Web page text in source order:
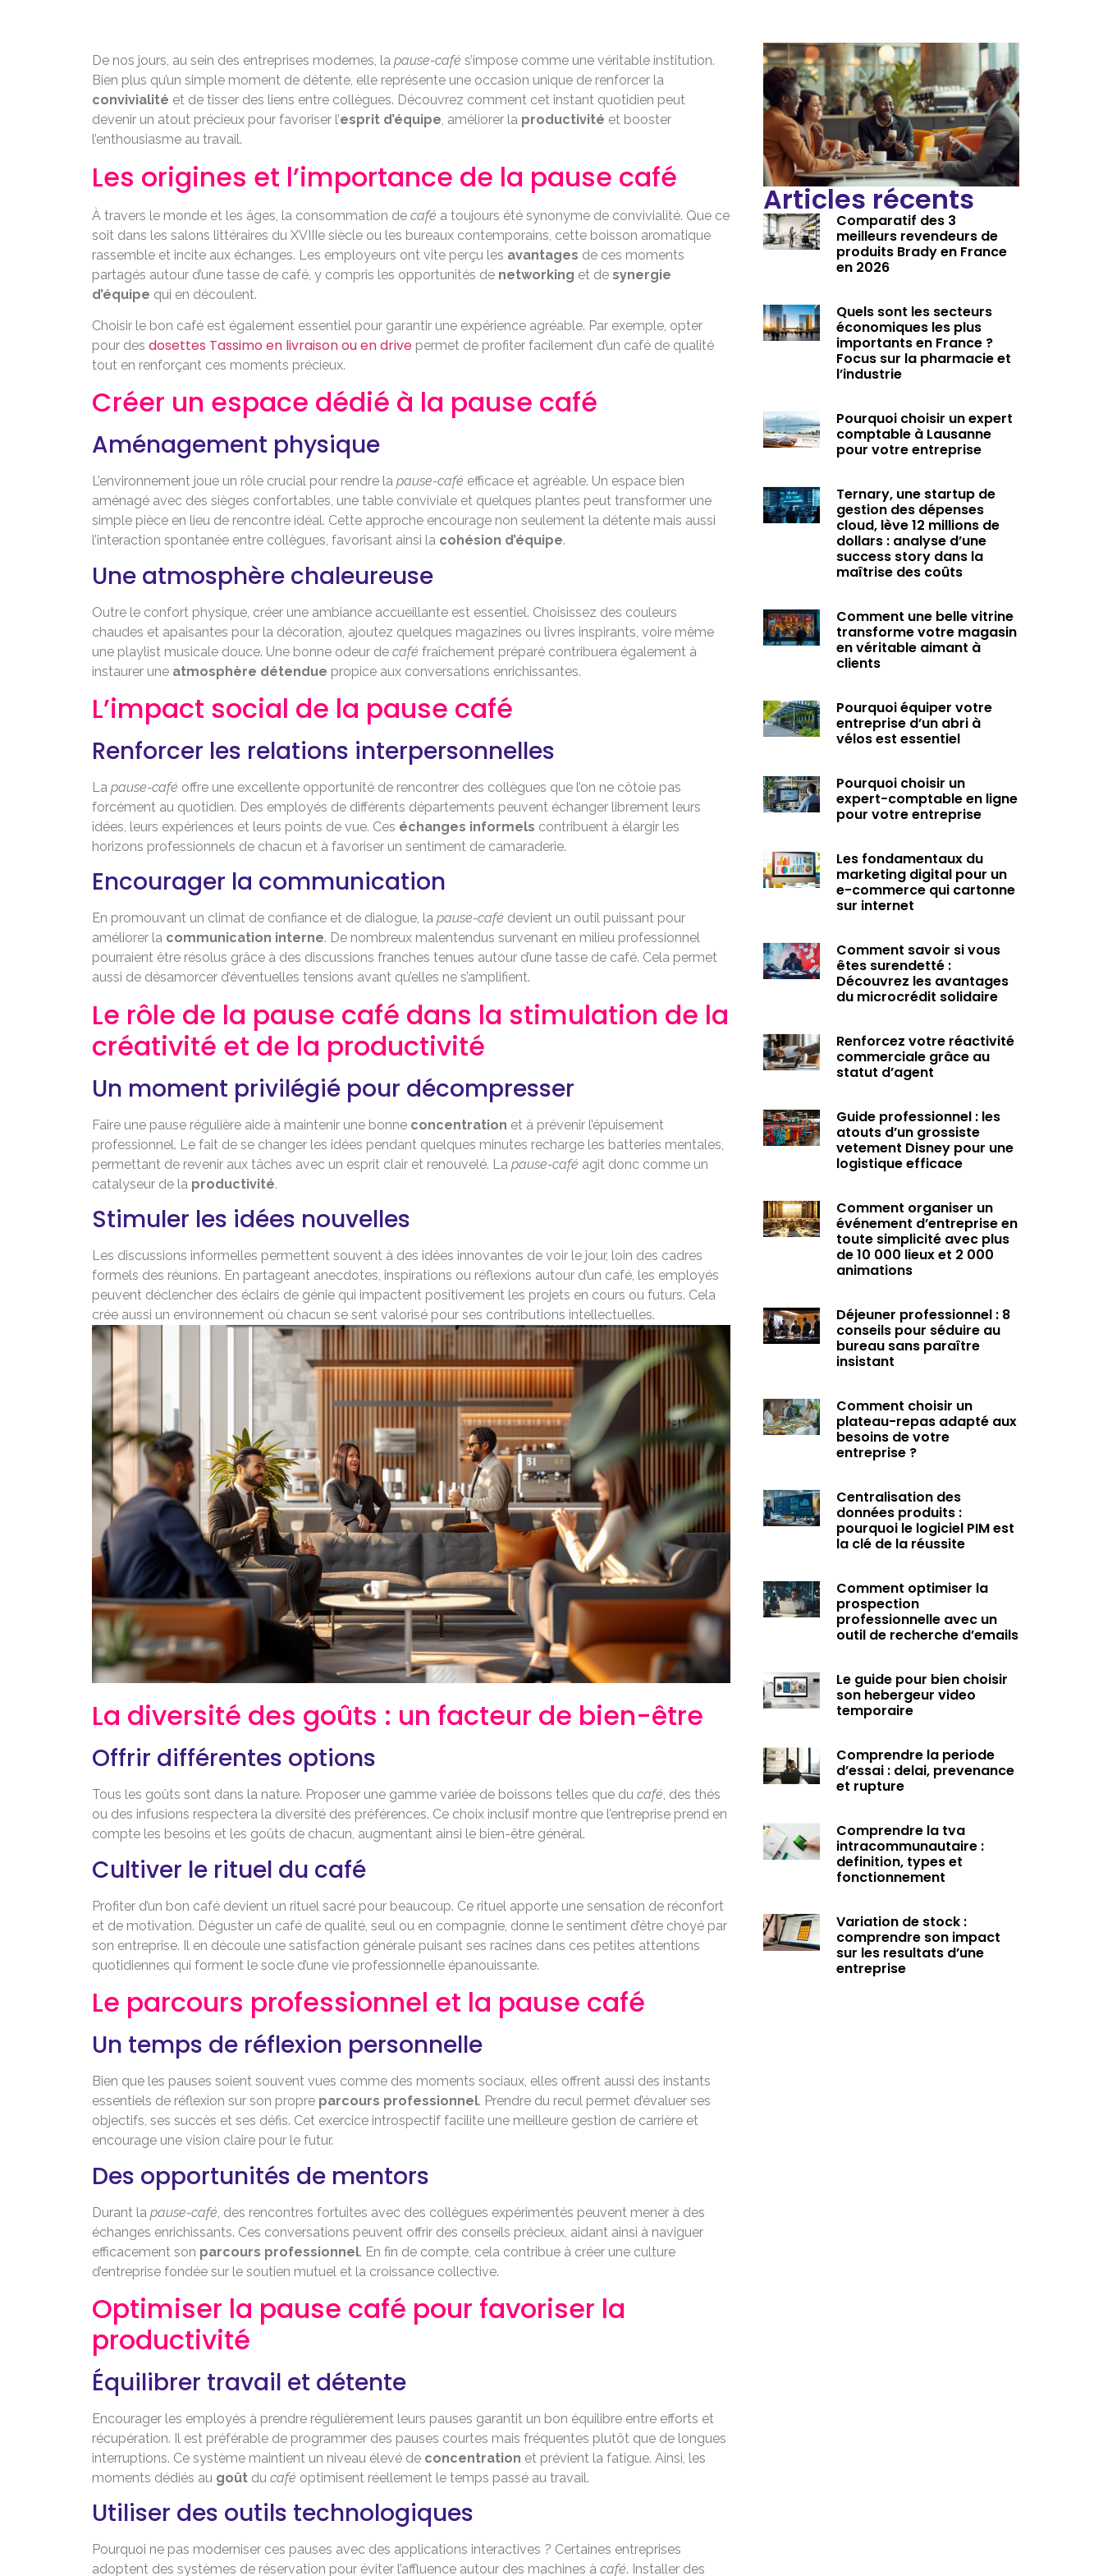
De nos jours, au sein des entreprises modernes, la pause-café s’impose comme une véritable institution.
Bien plus qu’un simple moment de détente, elle représente une occasion unique de renforcer la
convivialité et de tisser des liens entre collègues. Découvrez comment cet instant quotidien peut
devenir un atout précieux pour favoriser l’esprit d’équipe, améliorer la productivité et booster
l’enthousiasme au travail.
Les origines et l’importance de la pause café
À travers le monde et les âges, la consommation de café a toujours été synonyme de convivialité. Que ce
soit dans les salons littéraires du XVIIIe siècle ou les bureaux contemporains, cette boisson aromatique
rassemble et incite aux échanges. Les employeurs ont vite perçu les avantages de ces moments
partagés autour d’une tasse de café, y compris les opportunités de networking et de synergie
d’équipe qui en découlent.
Choisir le bon café est également essentiel pour garantir une expérience agréable. Par exemple, opter
pour des dosettes Tassimo en livraison ou en drive permet de profiter facilement d’un café de qualité
tout en renforçant ces moments précieux.
Créer un espace dédié à la pause café
Aménagement physique
L’environnement joue un rôle crucial pour rendre la pause-café efficace et agréable. Un espace bien
aménagé avec des sièges confortables, une table conviviale et quelques plantes peut transformer une
simple pièce en lieu de rencontre idéal. Cette approche encourage non seulement la détente mais aussi
l’interaction spontanée entre collègues, favorisant ainsi la cohésion d’équipe.
Une atmosphère chaleureuse
Outre le confort physique, créer une ambiance accueillante est essentiel. Choisissez des couleurs
chaudes et apaisantes pour la décoration, ajoutez quelques magazines ou livres inspirants, voire même
une playlist musicale douce. Une bonne odeur de café fraîchement préparé contribuera également à
instaurer une atmosphère détendue propice aux conversations enrichissantes.
L’impact social de la pause café
Renforcer les relations interpersonnelles
La pause-café offre une excellente opportunité de rencontrer des collègues que l’on ne côtoie pas
forcément au quotidien. Des employés de différents départements peuvent échanger librement leurs
idées, leurs expériences et leurs points de vue. Ces échanges informels contribuent à élargir les
horizons professionnels de chacun et à favoriser un sentiment de camaraderie.
Encourager la communication
En promouvant un climat de confiance et de dialogue, la pause-café devient un outil puissant pour
améliorer la communication interne. De nombreux malentendus survenant en milieu professionnel
pourraient être résolus grâce à des discussions franches tenues autour d’une tasse de café. Cela permet
aussi de désamorcer d’éventuelles tensions avant qu’elles ne s’amplifient.
Le rôle de la pause café dans la stimulation de la
créativité et de la productivité
Un moment privilégié pour décompresser
Faire une pause régulière aide à maintenir une bonne concentration et à prévenir l’épuisement
professionnel. Le fait de se changer les idées pendant quelques minutes recharge les batteries mentales,
permettant de revenir aux tâches avec un esprit clair et renouvelé. La pause-café agit donc comme un
catalyseur de la productivité.
Stimuler les idées nouvelles
Les discussions informelles permettent souvent à des idées innovantes de voir le jour, loin des cadres
formels des réunions. En partageant anecdotes, inspirations ou réflexions autour d’un café, les employés
peuvent déclencher des éclairs de génie qui impactent positivement les projets en cours ou futurs. Cela
crée aussi un environnement où chacun se sent valorisé pour ses contributions intellectuelles.
La diversité des goûts : un facteur de bien-être
Offrir différentes options
Tous les goûts sont dans la nature. Proposer une gamme variée de boissons telles que du café, des thés
ou des infusions respectera la diversité des préférences. Ce choix inclusif montre que l’entreprise prend en
compte les besoins et les goûts de chacun, augmentant ainsi le bien-être général.
Cultiver le rituel du café
Profiter d’un bon café devient un rituel sacré pour beaucoup. Ce rituel apporte une sensation de réconfort
et de motivation. Déguster un café de qualité, seul ou en compagnie, donne le sentiment d’être choyé par
son entreprise. Il en découle une satisfaction générale puisant ses racines dans ces petites attentions
quotidiennes qui forment le socle d’une vie professionnelle épanouissante.
Le parcours professionnel et la pause café
Un temps de réflexion personnelle
Bien que les pauses soient souvent vues comme des moments sociaux, elles offrent aussi des instants
essentiels de réflexion sur son propre parcours professionnel. Prendre du recul permet d’évaluer ses
objectifs, ses succès et ses défis. Cet exercice introspectif facilite une meilleure gestion de carrière et
encourage une vision claire pour le futur.
Des opportunités de mentors
Durant la pause-café , des rencontres fortuites avec des collègues expérimentés peuvent mener à des
échanges enrichissants. Ces conversations peuvent offrir des conseils précieux, aidant ainsi à naviguer
efficacement son parcours professionnel. En fin de compte, cela contribue à créer une culture
d’entreprise fondée sur le soutien mutuel et la croissance collective.
Optimiser la pause café pour favoriser la
productivité
Équilibrer travail et détente
Encourager les employés à prendre régulièrement leurs pauses garantit un bon équilibre entre efforts et
récupération. Il est préférable de programmer des pauses courtes mais fréquentes plutôt que de longues
interruptions. Ce système maintient un niveau élevé de concentration et prévient la fatigue. Ainsi, les
moments dédiés au goût du café optimisent réellement le temps passé au travail.
Utiliser des outils technologiques
Pourquoi ne pas moderniser ces pauses avec des applications interactives ? Certaines entreprises
adoptent des systèmes de réservation pour éviter l’affluence autour des machines à café. Installer des
Articles récents
Comparatif des 3
meilleurs revendeurs de
produits Brady en France
en 2026
Quels sont les secteurs
économiques les plus
importants en France ?
Focus sur la pharmacie et
l’industrie
Pourquoi choisir un expert
comptable à Lausanne
pour votre entreprise
Ternary, une startup de
gestion des dépenses
cloud, lève 12 millions de
dollars : analyse d’une
success story dans la
maîtrise des coûts
Comment une belle vitrine
transforme votre magasin
en véritable aimant à
clients
Pourquoi équiper votre
entreprise d’un abri à
vélos est essentiel
Pourquoi choisir un
expert-comptable en ligne
pour votre entreprise
Les fondamentaux du
marketing digital pour un
e-commerce qui cartonne
sur internet
Comment savoir si vous
êtes surendetté :
Découvrez les avantages
du microcrédit solidaire
Renforcez votre réactivité
commerciale grâce au
statut d’agent
Guide professionnel : les
atouts d’un grossiste
vetement Disney pour une
logistique efficace
Comment organiser un
événement d’entreprise en
toute simplicité avec plus
de 10 000 lieux et 2 000
animations
Déjeuner professionnel : 8
conseils pour séduire au
bureau sans paraître
insistant
Comment choisir un
plateau-repas adapté aux
besoins de votre
entreprise ?
Centralisation des
données produits :
pourquoi le logiciel PIM est
la clé de la réussite
Comment optimiser la
prospection
professionnelle avec un
outil de recherche d’emails
Le guide pour bien choisir
son hebergeur video
temporaire
Comprendre la periode
d’essai : delai, prevenance
et rupture
Comprendre la tva
intracommunautaire :
definition, types et
fonctionnement
Variation de stock :
comprendre son impact
sur les resultats d’une
entreprise